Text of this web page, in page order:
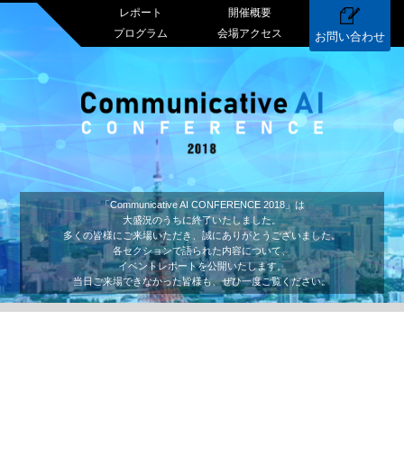
「Communicative AI CONFERENCE 2018」は
大盛況のうちに終了いたしました。
多くの皆様にご来場いただき、誠にありがとうございました。
各セクションで語られた内容について、
イベントレポートを公開いたします。
当日ご来場できなかった皆様も、ぜひ一度ご覧ください。
レポート
開催概要
プログラム
会場アクセス お問い合わせ